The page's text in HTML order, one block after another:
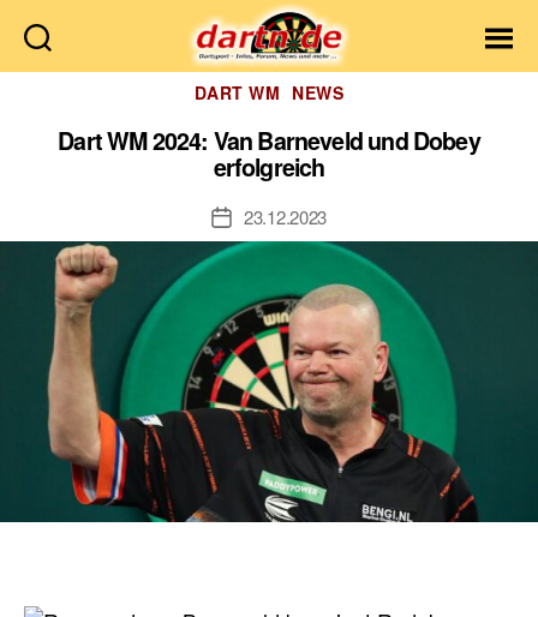
Dartn.de
Kategorien
DART WM NEWS
Dart WM 2024: Van Barneveld und Dobey
erfolgreich
Veröffentlichungsdatum
23.12.2023